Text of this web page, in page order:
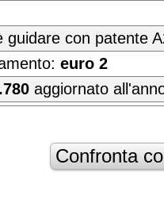
guidare con patente
euro 2
aggiornato